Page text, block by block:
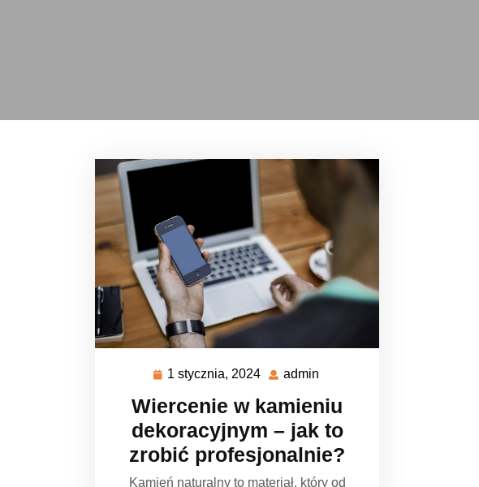
1 stycznia, 2024
2024
admin
Wiercenie w kamieniu
dekoracyjnym – jak to
zrobić profesjonalnie?
Kamień naturalny to materiał, który od